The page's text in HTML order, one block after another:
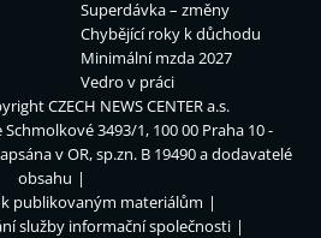
Superdávka – změny
Chybějící roky k důchodu
Minimální mzda 2027
Vedro v práci
CZECH NEWS CENTER a.s.
3493/1, 100 00 Praha 10 -
v OR, sp.zn. B 19490 a dodavatelé
obsahu
publikovaným materiálům
služby informační společnosti